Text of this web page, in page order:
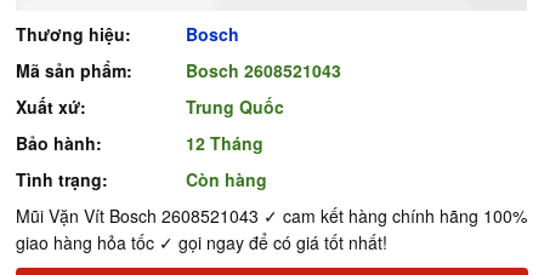
Thương hiệu:
Bosch
Mã sản phẩm:
Bosch 2608521043
Xuất xứ:
Trung Quốc
Bảo hành:
12 Tháng
Tình trạng:
Còn hàng
Mũi Vặn Vít Bosch 2608521043 ✓ cam kết hàng chính hãng 100%
giao hàng hỏa tốc ✓ gọi ngay để có giá tốt nhất!